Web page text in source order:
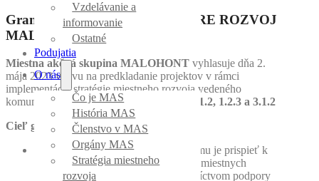
Vzdelávanie a
informovanie
Ostatné
Podujatia
O nás
Čo je MAS
História MAS
Členstvo v MAS
Orgány MAS
Stratégia miestneho
rozvoja
Grantový program MAS 2023 PRE ROZVOJ
MALÝCH OBCÍ
Miestna akčná skupina MALOHONT vyhlasuje dňa 2.
mája 2023 výzvu na predkladanie projektov v rámci
implementácie stratégie miestneho rozvoja vedeného
komunitou (CLLD) pre opatrenie:
1.1.1, 1.1.2, 1.2.3 a 3.1.2
Cieľ grantového programu:
Hlavným cieľom grantového programu je prispieť k
zatraktívneniu regiónu Malohont pre miestnych
obyvateľov i návštevníkov prostredníctvom podpory